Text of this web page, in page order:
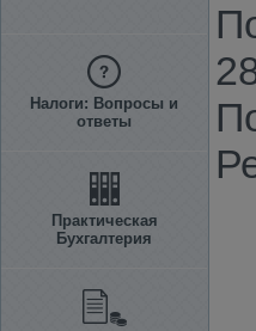
Налоги: Вопросы и
ответы
Практическая
Бухгалтерия